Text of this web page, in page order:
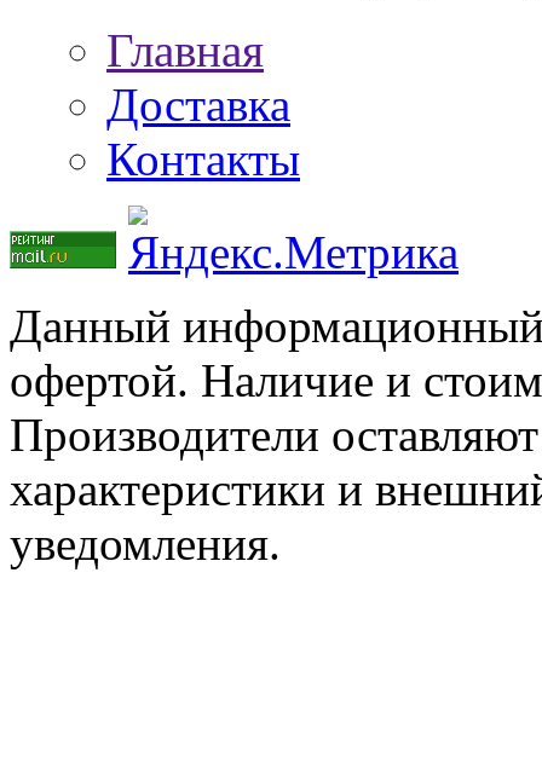
Главная
Доставка
Контакты
Данный информационный
офертой. Наличие и
Производители
характеристики и
уведомления.